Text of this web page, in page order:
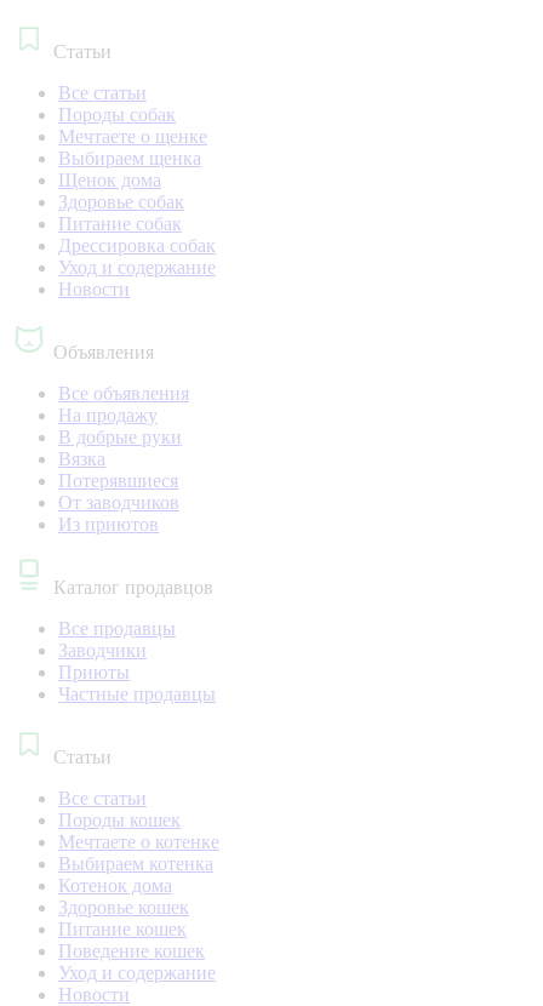
Статьи
Все статьи
Породы собак
Мечтаете о щенке
Выбираем щенка
Щенок дома
Здоровье собак
Питание собак
Дрессировка собак
Уход и содержание
Новости
Объявления
Все объявления
На продажу
В добрые руки
Вязка
Потерявшиеся
От заводчиков
Из приютов
Каталог продавцов
Все продавцы
Заводчики
Приюты
Частные продавцы
Статьи
Все статьи
Породы кошек
Мечтаете о котенке
Выбираем котенка
Котенок дома
Здоровье кошек
Питание кошек
Поведение кошек
Уход и содержание
Новости